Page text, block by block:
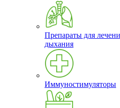
Препараты для
дыхания
Иммуностимуляторы